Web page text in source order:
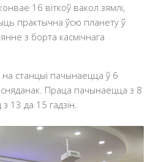
16 віткоў вакол зямлі,
практычна ўсю планету ў
з борта касмічнага
станцыі пачынаецца ў 6
сняданак. Праца пачынаецца з 8
13 да 15 гадзін.